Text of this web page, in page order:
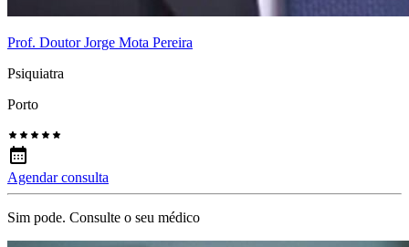
Prof. Doutor Jorge Mota Pereira
Psiquiatra
Porto
Agendar consulta
Sim pode. Consulte o seu médico